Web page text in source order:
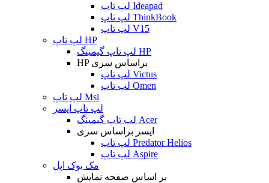
لپ تاپ Ideapad
لپ تاپ ThinkBook
لپ تاپ V15
لپ تاپ HP
لپ تاپ گیمینگ HP
HP براساس سری
لپ تاپ Victus
لپ تاپ Omen
لپ تاپ Msi
لپ تاپ ایسر
لپ تاپ گیمینگ Acer
ایسر براساس سری
لپ تاپ Predator Helios
لپ تاپ Aspire
مک بوک اپل
بر اساس صفحه نمایش